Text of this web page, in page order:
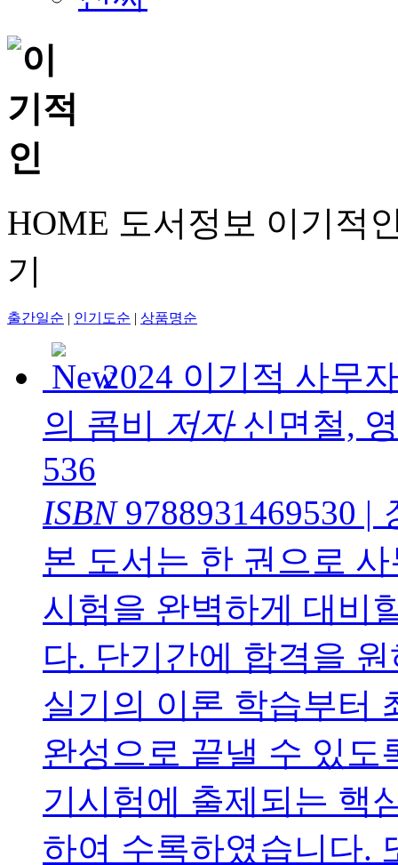
HOME 도서정보 이기적
기
출간일순 | 인기도순 | 상품명순
2024 이기적 사무
의 콤비 저자신면철,
536
ISBN9788931469530 |
본 도서는 한 권으로
시험을 완벽하게 대비
다. 단기간에 합격을
실기의 이론 학습부터
완성으로 끝낼 수 있도
기시험에 출제되는 핵
하여 수록하였습니다.